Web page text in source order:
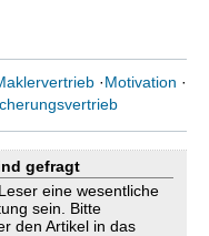
·Motivation ·
gefragt
eine wesentliche
sein. Bitte
den Artikel in das